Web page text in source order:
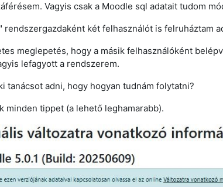
Vagyis csak a Moodle sql adatait tudom
rendszergazdaként két felhasználót is felruháztam
meglepetés, hogy a másik felhasználóként
lefagyott a rendszerem.
tanácsot adni, hogy hogyan tudnám folytatni?
minden tippet (a lehető leghamarabb).